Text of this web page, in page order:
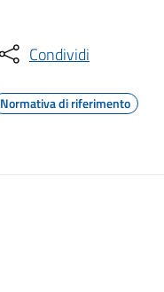
Condividi
Normativa di riferimento